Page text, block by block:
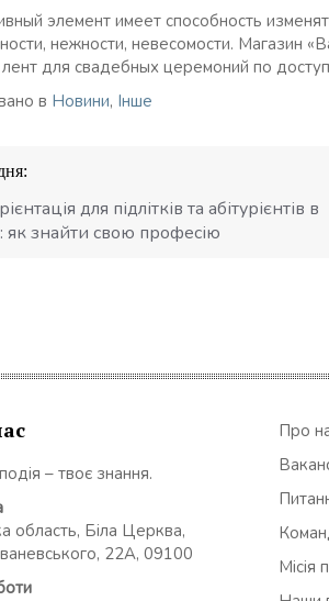
элемент имеет способность
нежности, невесомости. Магазин
для свадебных церемоний по
в Новини, Інше
для підлітків та абітурієнтів в
як знайти свою професію
– твоє знання.
область, Біла Церква,
22А, 09100
Про
Місія